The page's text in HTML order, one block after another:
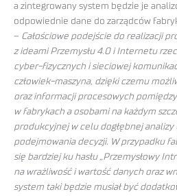
a zintegrowany system będzie je
odpowiednie dane do zarządców
– Całościowe podejście do realizacji
z ideami Przemysłu 4.0 i Internetu
cyber-fizycznych i sieciowej
człowiek-maszyna, dzięki czemu
oraz informacji procesowych
w fabrykach a osobami na każdym
produkcyjnej w celu dogłębnej
podejmowania decyzji. W przypadku
się bardziej ku hasłu „Przemysłowy
na wrażliwość i wartość danych oraz
system taki będzie musiał być